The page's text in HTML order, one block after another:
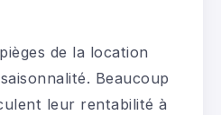
de la location
Beaucoup
leur rentabilité à